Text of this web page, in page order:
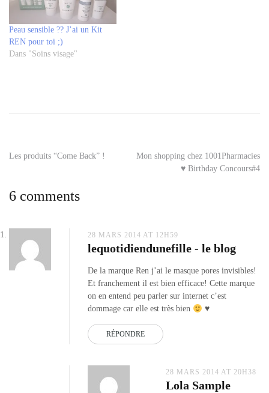
Peau sensible ?? J’ai un Kit
REN pour toi ;)
Dans "Soins visage"
mousse
ren
skincare ,
shop
ecocentric
Navigation
l’article
Les produits “Come Back” !
Mon shopping chez 1001Pharmacies
♥ Birthday Concours#4
6 comments
28 MARS 2014 AT 12H59
lequotidiendunefille - le blog
De la marque Ren j’ai le masque pores invisibles!
Et franchement il est bien efficace! Cette marque
on en entend peu parler sur internet c’est
dommage car elle est très bien
♥
RÉPONDRE
28 MARS 2014 AT 20H38
Lola Sample